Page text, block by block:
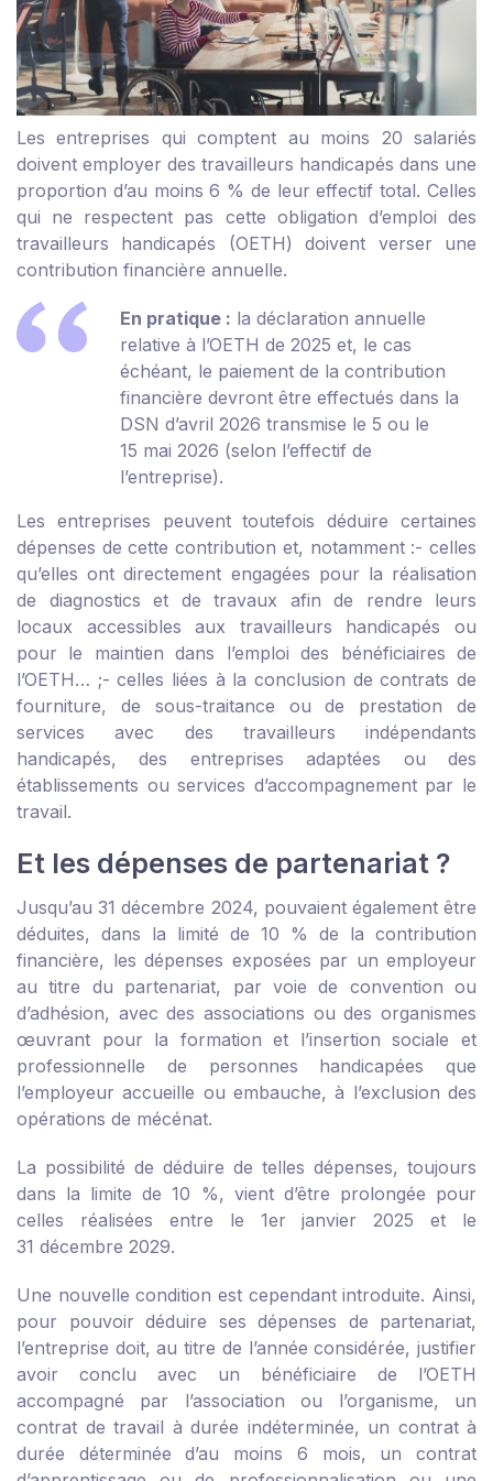
Les entreprises qui comptent au moins 20 salariés
doivent employer des travailleurs handicapés dans une
proportion d’au moins 6 % de leur effectif total. Celles
qui ne respectent pas cette obligation d’emploi des
travailleurs handicapés (OETH) doivent verser une
contribution financière annuelle.
En pratique : la déclaration annuelle
relative à l’OETH de 2025 et, le cas
échéant, le paiement de la contribution
financière devront être effectués dans la
DSN d’avril 2026 transmise le 5 ou le
15 mai 2026 (selon l’effectif de
l’entreprise).
Les entreprises peuvent toutefois déduire certaines
dépenses de cette contribution et, notamment :- celles
qu’elles ont directement engagées pour la réalisation
de diagnostics et de travaux afin de rendre leurs
locaux accessibles aux travailleurs handicapés ou
pour le maintien dans l’emploi des bénéficiaires de
l’OETH… ;- celles liées à la conclusion de contrats de
fourniture, de sous-traitance ou de prestation de
services avec des travailleurs indépendants
handicapés, des entreprises adaptées ou des
établissements ou services d’accompagnement par le
travail.
Et les dépenses de partenariat ?
Jusqu’au 31 décembre 2024, pouvaient également être
déduites, dans la limité de 10 % de la contribution
financière, les dépenses exposées par un employeur
au titre du partenariat, par voie de convention ou
d’adhésion, avec des associations ou des organismes
œuvrant pour la formation et l’insertion sociale et
professionnelle de personnes handicapées que
l’employeur accueille ou embauche, à l’exclusion des
opérations de mécénat.
La possibilité de déduire de telles dépenses, toujours
dans la limite de 10 %, vient d’être prolongée pour
celles réalisées entre le 1er janvier 2025 et le
31 décembre 2029.
Une nouvelle condition est cependant introduite. Ainsi,
pour pouvoir déduire ses dépenses de partenariat,
l’entreprise doit, au titre de l’année considérée, justifier
avoir conclu avec un bénéficiaire de l’OETH
accompagné par l’association ou l’organisme, un
contrat de travail à durée indéterminée, un contrat à
durée déterminée d’au moins 6 mois, un contrat